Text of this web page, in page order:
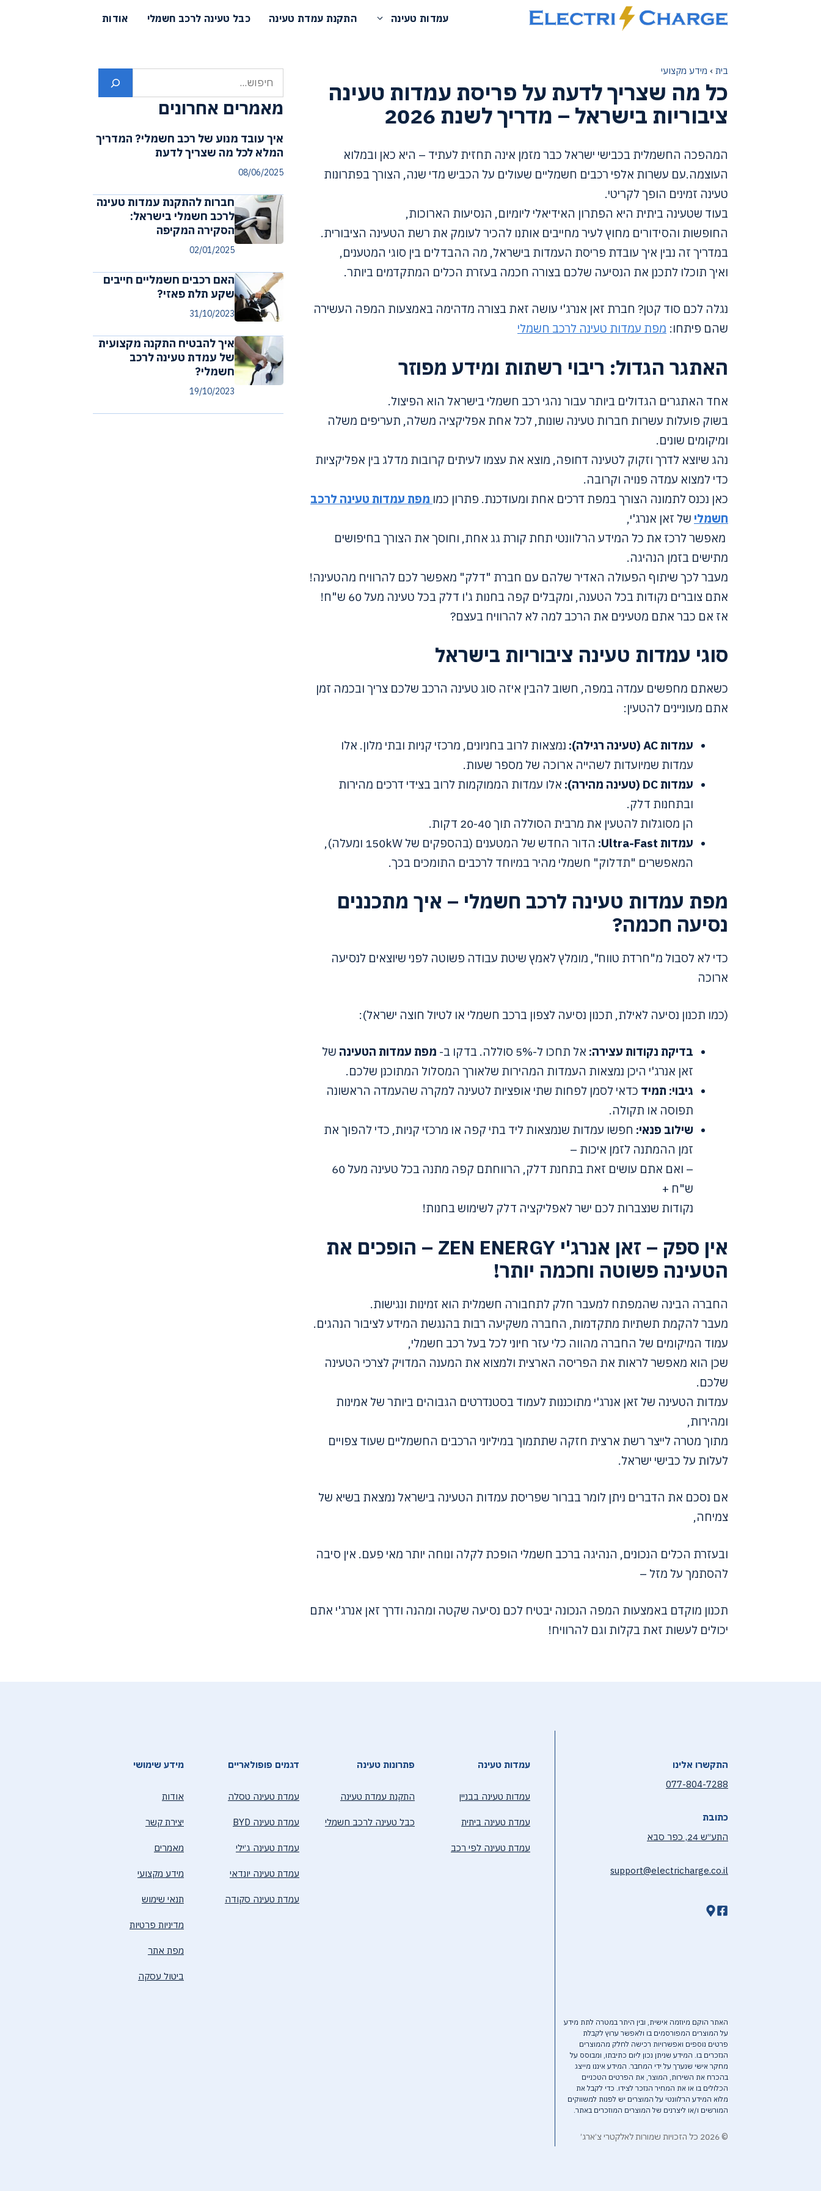
עמדות טעינה התקנת עמדת טעינה כבל טעינה לרכב חשמלי אודות
בית › מידע מקצועי
כל מה שצריך לדעת על פריסת עמדות טעינה
ציבוריות בישראל – מדריך לשנת 2026
המהפכה החשמלית בכבישי ישראל כבר מזמן אינה תחזית לעתיד – היא כאן ובמלוא
העוצמה.עם עשרות אלפי רכבים חשמליים שעולים על הכביש מדי שנה, הצורך בפתרונות
טעינה זמינים הופך לקריטי.
בעוד שטעינה ביתית היא הפתרון האידיאלי ליומיום, הנסיעות הארוכות,
החופשות והסידורים מחוץ לעיר מחייבים אותנו להכיר לעומק את רשת הטעינה הציבורית.
במדריך זה נבין איך עובדת פריסת העמדות בישראל, מה ההבדלים בין סוגי המטענים,
ואיך תוכלו לתכנן את הנסיעה שלכם בצורה חכמה בעזרת הכלים המתקדמים ביותר.
נגלה לכם סוד קטן? חברת זאן אנרג'י עושה זאת בצורה מדהימה באמצעות המפה העשירה
שהם פיתחו: מפת עמדות טעינה לרכב חשמלי
האתגר הגדול: ריבוי רשתות ומידע מפוזר
אחד האתגרים הגדולים ביותר עבור נהגי רכב חשמלי בישראל הוא הפיצול.
בשוק פועלות עשרות חברות טעינה שונות, לכל אחת אפליקציה משלה, תעריפים משלה
ומיקומים שונים.
נהג שיוצא לדרך וזקוק לטעינה דחופה, מוצא את עצמו לעיתים קרובות מדלג בין אפליקציות
כדי למצוא עמדה פנויה וקרובה.
כאן נכנס לתמונה הצורך במפת דרכים אחת ומעודכנת. פתרון כמו מפת עמדות טעינה לרכב
חשמלי של זאן אנרג'י,
מאפשר לרכז את כל המידע הרלוונטי תחת קורת גג אחת, וחוסך את הצורך בחיפושים
מתישים בזמן הנהיגה.
מעבר לכך שיתוף הפעולה האדיר שלהם עם חברת "דלק" מאפשר לכם להרוויח מהטעינה!
אתם צוברים נקודות בכל הטענה, ומקבלים קפה בחנות ג'ו דלק בכל טעינה מעל 60 ש"ח!
אז אם כבר אתם מטעינים את הרכב למה לא להרוויח בעצם?
סוגי עמדות טעינה ציבוריות בישראל
כשאתם מחפשים עמדה במפה, חשוב להבין איזה סוג טעינה הרכב שלכם צריך ובכמה זמן
אתם מעוניינים להטעין:
עמדות AC (טעינה רגילה):
נמצאות לרוב בחניונים, מרכזי קניות ובתי מלון. אלו
עמדות שמיועדות לשהייה ארוכה של מספר שעות.
עמדות DC (טעינה מהירה):
אלו עמדות הממוקמות לרוב בצידי דרכים מהירות
ובתחנות דלק.
הן מסוגלות להטעין את מרבית הסוללה תוך 20-40 דקות.
עמדות Ultra-Fast:
הדור החדש של המטענים (בהספקים של 150kW ומעלה),
המאפשרים "תדלוק" חשמלי מהיר במיוחד לרכבים התומכים בכך.
מפת עמדות טעינה לרכב חשמלי – איך מתכננים
נסיעה חכמה?
כדי לא לסבול מ"חרדת טווח", מומלץ לאמץ שיטת עבודה פשוטה לפני שיוצאים לנסיעה
ארוכה
(כמו תכנון נסיעה לאילת, תכנון נסיעה לצפון ברכב חשמלי או לטיול חוצה ישראל):
בדיקת נקודות עצירה: אל תחכו ל-5% סוללה. בדקו ב- מפת עמדות הטעינה של
זאן אנרג'י היכן נמצאות העמדות המהירות שלאורך המסלול המתוכנן שלכם.
גיבוי: תמיד כדאי לסמן לפחות שתי אופציות לטעינה למקרה שהעמדה הראשונה
תפוסה או תקולה.
שילוב פנאי: חפשו עמדות שנמצאות ליד בתי קפה או מרכזי קניות, כדי להפוך את
זמן ההמתנה לזמן איכות –
– ואם אתם עושים זאת בתחנת דלק, הרווחתם קפה מתנה בכל טעינה מעל 60
ש"ח +
נקודות שנצברות לכם ישר לאפליקציה דלק לשימוש בחנות!
אין ספק – זאן אנרג'י ZEN ENERGY – הופכים את
הטעינה פשוטה וחכמה יותר!
החברה הבינה שהמפתח למעבר חלק לתחבורה חשמלית הוא זמינות ונגישות.
מעבר להקמת תשתיות מתקדמות, החברה משקיעה רבות בהנגשת המידע לציבור הנהגים.
עמוד המיקומים של החברה מהווה כלי עזר חיוני לכל בעל רכב חשמלי,
שכן הוא מאפשר לראות את הפריסה הארצית ולמצוא את המענה המדויק לצרכי הטעינה
שלכם.
עמדות הטעינה של זאן אנרג'י מתוכננות לעמוד בסטנדרטים הגבוהים ביותר של אמינות
ומהירות,
מתוך מטרה לייצר רשת ארצית חזקה שתתמוך במיליוני הרכבים החשמליים שעוד צפויים
לעלות על כבישי ישראל.
אם נסכם את הדברים ניתן לומר בברור שפריסת עמדות הטעינה בישראל נמצאת בשיא של
צמיחה,
ובעזרת הכלים הנכונים, הנהיגה ברכב חשמלי הופכת לקלה ונוחה יותר מאי פעם. אין סיבה
להסתמך על מזל –
תכנון מוקדם באמצעות המפה הנכונה יבטיח לכם נסיעה שקטה ומהנה ודרך זאן אנרג'י אתם
יכולים לעשות זאת בקלות וגם להרוויח!
חיפוש
מאמרים אחרונים
איך עובד מנוע של רכב חשמלי? המדריך
המלא לכל מה שצריך לדעת
08/06/2025
חברות להתקנת עמדות טעינה
לרכב חשמלי בישראל:
הסקירה המקיפה
02/01/2025
האם רכבים חשמליים חייבים
שקע תלת פאזי?
31/10/2023
איך להבטיח התקנה מקצועית
של עמדת טעינה לרכב
חשמלי?
19/10/2023
התקשרו אלינו
077-804-7288
כתובת
התע״ש 24, כפר סבא
support@electricharge.co.il
עמדות טעינה
עמדות טעינה בבניין
עמדת טעינה ביתית
עמדת טעינה לפי רכב
פתרונות טעינה
התקנת עמדת טעינה
כבל טעינה לרכב חשמלי
דגמים פופולאריים
עמדת טעינה טסלה
עמדת טעינה BYD
עמדת טעינה ג׳ילי
עמדת טעינה יונדאי
עמדת טעינה סקודה
מידע שימושי
אודות
יצירת קשר
מאמרים
מידע מקצועי
תנאי שימוש
מדיניות פרטיות
מפת אתר
ביטול עסקה
האתר הוקם מיוזמה אישית, ובין היתר במטרה לתת מידע
על המוצרים המפורסמים בו ולאפשר ערוץ לקבלת
פרטים נוספים ואפשרויות רכישה לחלק מהמוצרים
הנזכרים בו. המידע שניתן נכון ליום כתיבתו, ומבוסס על
מחקר אישי שנערך על ידי המחבר. המידע איננו מייצג
בהכרח את השירות, המוצר, את הפרטים הטכניים
הכלולים בו או את המחיר הנזכר לצידו. כדי לקבל את
מלוא המידע הרלוונטי על המוצרים יש לפנות למשווקים
המורשים ו/או ליצרנים של המוצרים המוזכרים באתר.
© 2026 כל הזכויות שמורות לאלקטרי צ׳ארג׳